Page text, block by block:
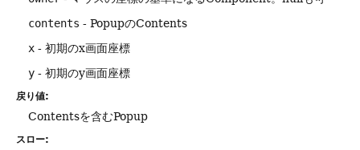
contents - PopupのContents
x - 初期のx画面座標
y - 初期のy画面座標
戻り値:
Contentsを含むPopup
スロー: